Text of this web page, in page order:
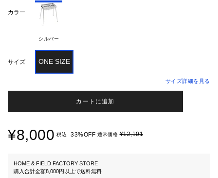
カラー
シルバー
サイズ ONE SIZE
サイズ詳細を見る
カートに追加
¥8,000 税込 33%OFF 通常価格¥12,101
HOME & FIELD FACTORY STORE
購入合計金額8,000円以上で送料無料